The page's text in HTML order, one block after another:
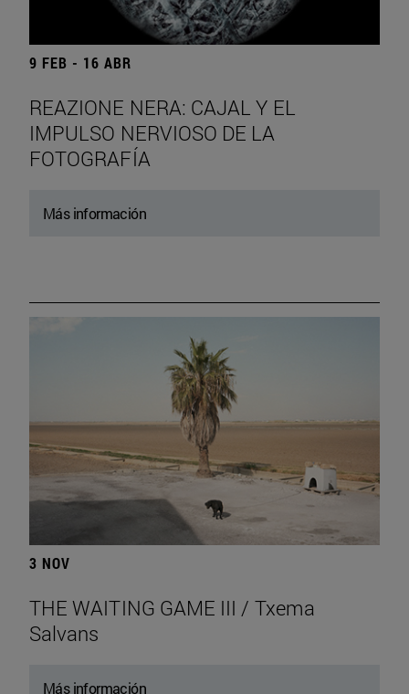
9 FEB - 16 ABR
REAZIONE NERA: CAJAL Y EL
IMPULSO NERVIOSO DE LA
FOTOGRAFÍA
Más información
3 NOV
THE WAITING GAME III / Txema
Salvans
Más información